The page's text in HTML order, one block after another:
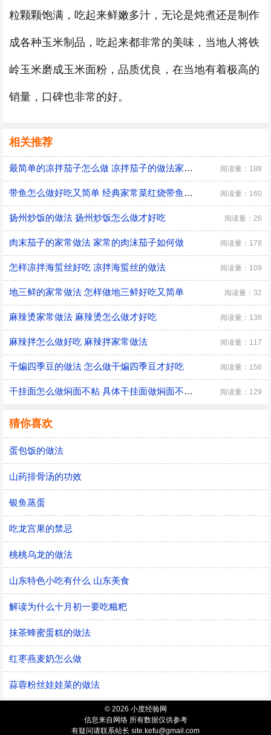
粒颗颗饱满，吃起来鲜嫩多汁，无论是炖煮还是制作
成各种玉米制品，吃起来都非常的美味，当地人将铁
岭玉米磨成玉米面粉，品质优良，在当地有着极高的
销量，口碑也非常的好。
相关推荐
最简单的凉拌茄子怎么做 凉拌茄子的做法家常窍门 阅读量：188
带鱼怎么做好吃又简单 经典家常菜红烧带鱼的做法 阅读量：160
扬州炒饭的做法 扬州炒饭怎么做才好吃 阅读量：26
肉末茄子的家常做法 家常的肉沫茄子如何做 阅读量：178
怎样凉拌海蜇丝好吃 凉拌海蜇丝的做法 阅读量：109
地三鲜的家常做法 怎样做地三鲜好吃又简单 阅读量：32
麻辣烫家常做法 麻辣烫怎么做才好吃 阅读量：136
麻辣拌怎么做好吃 麻辣拌家常做法 阅读量：117
干煸四季豆的做法 怎么做干煸四季豆才好吃 阅读量：156
干挂面怎么做焖面不粘 具体干挂面做焖面不粘的方法 阅读量：129
猜你喜欢
蛋包饭的做法
山药排骨汤的功效
银鱼蒸蛋
吃龙宫果的禁忌
桃桃乌龙的做法
山东特色小吃有什么 山东美食
解读为什么十月初一要吃糍粑
抹茶蜂蜜蛋糕的做法
红枣燕麦奶怎么做
蒜蓉粉丝娃娃菜的做法
© 2026 小度经验网
信息来自网络 所有数据仅供参考
有疑问请联系站长 site.kefu@gmail.com